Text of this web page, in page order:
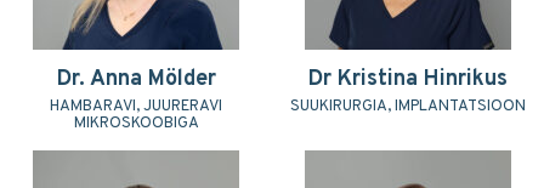
Dr. Anna Mölder
HAMBARAVI, JUURERAVI
MIKROSKOOBIGA
Dr Kristina Hinrikus
SUUKIRURGIA, IMPLANTATSIOON